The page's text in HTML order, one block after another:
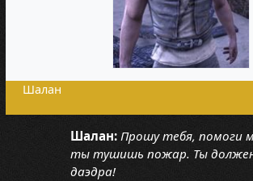
Шалан
Шалан: Прошу тебя, помоги
ты тушишь пожар. Ты
даэдра!